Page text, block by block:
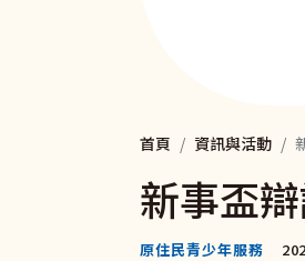
首頁 資訊與活動
新事盃
原住民青少年服務